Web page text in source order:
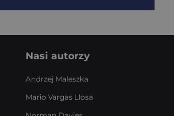
Nasi autorzy
Andrzej Maleszka
Mario Vargas Llosa